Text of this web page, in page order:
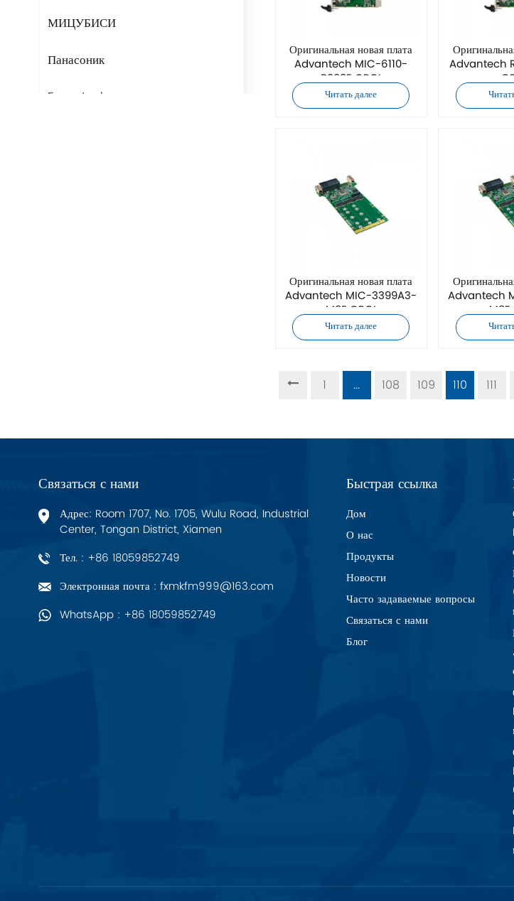
МИЦУБИСИ
Панасоник
Fans-tech
Mettler Toledo
PALL
Оригинальная новая плата
Advantech MIC-6110-
B000E CPCI
Читать далее
Advantech
Оригинальная новая плата
Advantech MIC-3399A3-
M8E CPCI
Читать далее
Advantech
1 ... 108 109 110 111
Связаться с нами
Адрес: Room 1707, No. 1705, Wulu Road, Industrial
Center, Tongan District, Xiamen
Тел. : +86 18059852749
Электронная почта : fxmkfm999@163.com
WhatsApp : +86 18059852749
Быстрая ссылка
Дом
О нас
Продукты
Новости
Часто задаваемые вопросы
Связаться с нами
Блог